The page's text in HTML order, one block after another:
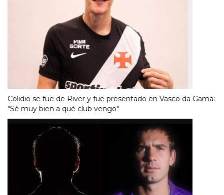
Colidio se fue de River y fue presentado en Vasco da Gama:
"Sé muy bien a qué club vengo"